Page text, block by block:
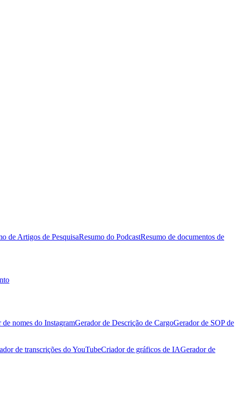
de Artigos de PesquisaResumo do PodcastResumo de documentos de
de nomes do InstagramGerador de Descrição de CargoGerador de SOP de
de transcrições do YouTubeCriador de gráficos de IAGerador de